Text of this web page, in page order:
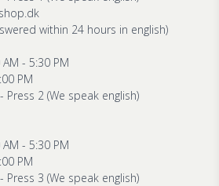
within 24 hours in english)
- 5:30 PM
PM
2 (We speak english)
- 5:30 PM
PM
3 (We speak english)